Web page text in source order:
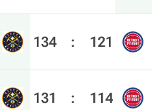
134 : 121
131 : 114